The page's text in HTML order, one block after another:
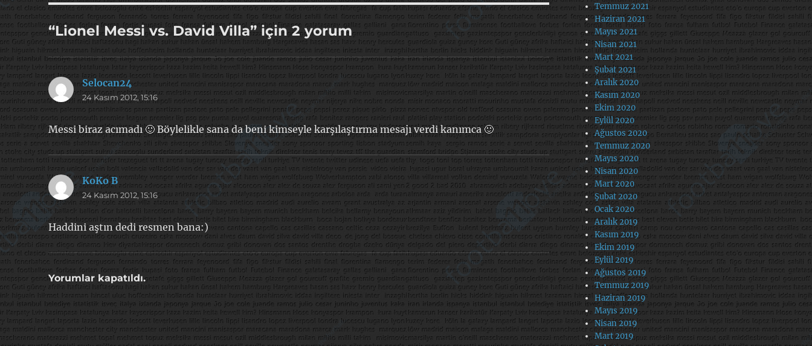
“Lionel Messi vs. David Villa” için 2 yorum
Selocan24dedi
ki:
24 Kasım 2012, 15:16
Messi biraz acımadı 🙂 Böylelikle sana da beni kimseyle karşılaştırma mesajı verdi kanımca 🙂
KoKo B dedi
ki:
24 Kasım 2012, 15:16
Haddini aştın dedi resmen bana:)
Yorumlar kapatıldı.
Temmuz 2021
Haziran 2021
Mayıs 2021
Nisan 2021
Mart 2021
Şubat 2021
Aralık 2020
Kasım 2020
Ekim 2020
Eylül 2020
Ağustos 2020
Temmuz 2020
Mayıs 2020
Nisan 2020
Mart 2020
Şubat 2020
Ocak 2020
Aralık 2019
Kasım 2019
Ekim 2019
Eylül 2019
Ağustos 2019
Temmuz 2019
Haziran 2019
Mayıs 2019
Nisan 2019
Mart 2019